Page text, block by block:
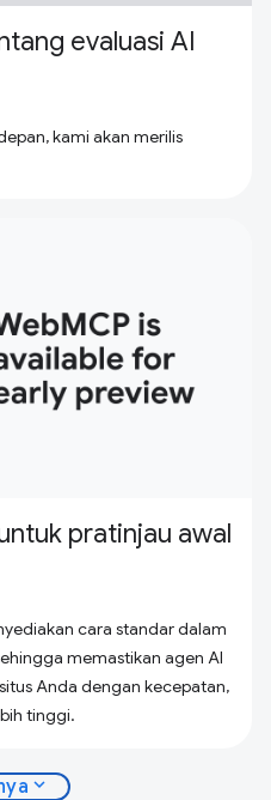
evaluasi AI
kami akan merilis
pratinjau awal
cara standar dalam
memastikan agen AI
Anda dengan kecepatan,
tinggi.
expand_more